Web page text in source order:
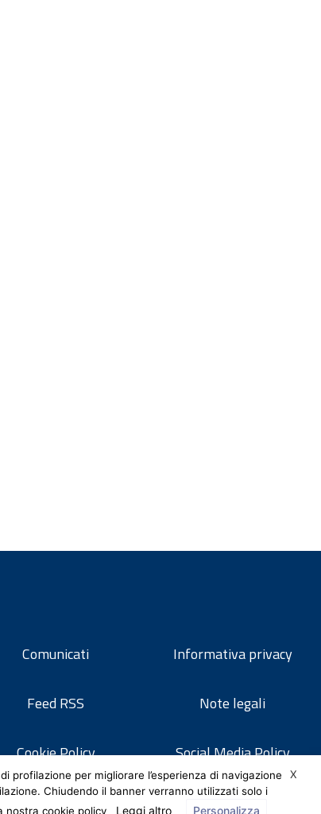
Comunicati
Feed RSS
Cookie Policy
Informativa privacy
Note legali
Social Media Policy
X
per migliorare l’esperienza di navigazione
Chiudendo il banner verranno utilizzati solo i
nostra cookie policy
Leggi altro Personalizza